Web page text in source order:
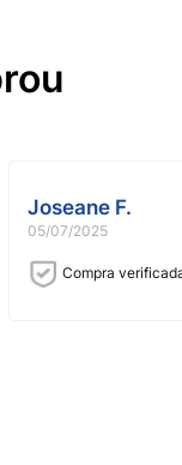
Joseane F.
05/07/2025
Compra